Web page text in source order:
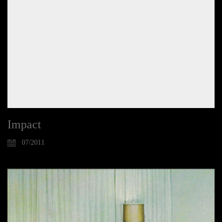
Impact
07/2011